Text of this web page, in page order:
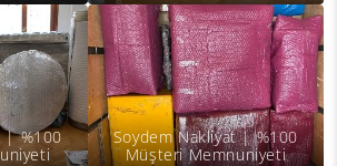
| %100
Soydem Nakliyat | %100
Müşteri Memnuniyeti